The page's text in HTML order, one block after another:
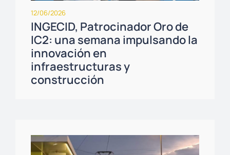
12/06/2026
INGECID, Patrocinador Oro de
IC2: una semana impulsando la
innovación en
infraestructuras y
construcción